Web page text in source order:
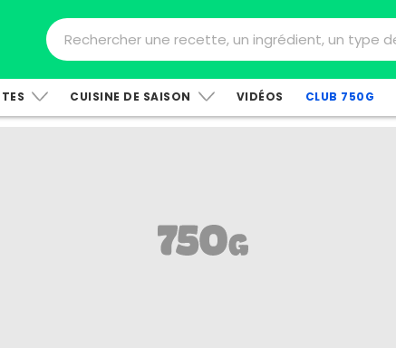
CUISINE DE SAISON VIDÉOS CLUB 750G